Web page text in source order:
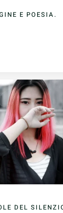
E POESIA.
DEL